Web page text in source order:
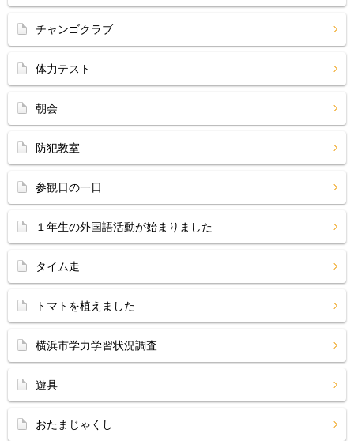
チャンゴクラブ
体力テスト
朝会
防犯教室
参観日の一日
１年生の外国語活動が始まりました
タイム走
トマトを植えました
横浜市学力学習状況調査
遊具
おたまじゃくし